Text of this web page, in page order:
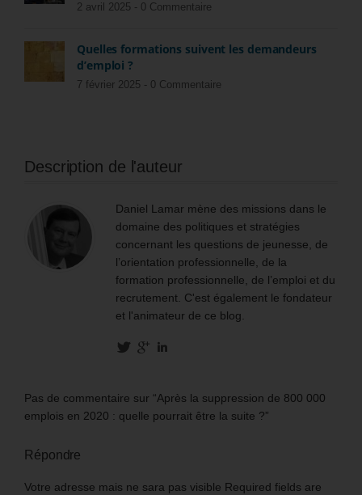
2 avril 2025 - 0 Commentaire
Quelles formations suivent les demandeurs
d’emploi ?
7 février 2025 - 0 Commentaire
Description de l'auteur
Daniel Lamar mène des missions dans le
domaine des politiques et stratégies
concernant les questions de jeunesse, de
l’orientation professionnelle, de la
formation professionnelle, de l’emploi et du
recrutement. C'est également le fondateur
et l'animateur de ce blog.
Pas de commentaire sur “Après la suppression de 800 000
emplois en 2020 : quelle pourrait être la suite ?”
Répondre
Votre adresse mais ne sara pas visible Required fields are